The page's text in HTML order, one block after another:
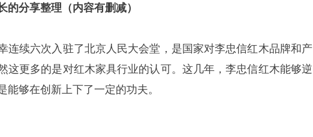
的分享整理（内容有删减）
连续六次入驻了北京人民大会堂，是国家对李忠信红木品牌和产
这更多的是对红木家具行业的认可。这几年，李忠信红木能够逆
能够在创新上下了一定的功夫。